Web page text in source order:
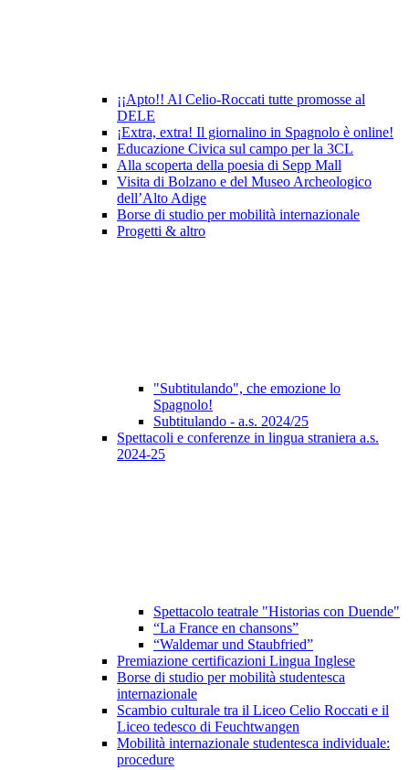
¡¡Apto!! Al Celio-Roccati tutte promosse al
DELE
¡Extra, extra! Il giornalino in Spagnolo è online!
Educazione Civica sul campo per la 3CL
Alla scoperta della poesia di Sepp Mall
Visita di Bolzano e del Museo Archeologico
dell’Alto Adige
Borse di studio per mobilità internazionale
Progetti & altro
"Subtitulando", che emozione lo
Spagnolo!
Subtitulando - a.s. 2024/25
Spettacoli e conferenze in lingua straniera a.s.
2024-25
Spettacolo teatrale "Historias con Duende"
“La France en chansons”
“Waldemar und Staubfried”
Premiazione certificazioni Lingua Inglese
Borse di studio per mobilità studentesca
internazionale
Scambio culturale tra il Liceo Celio Roccati e il
Liceo tedesco di Feuchtwangen
Mobilità internazionale studentesca individuale:
procedure